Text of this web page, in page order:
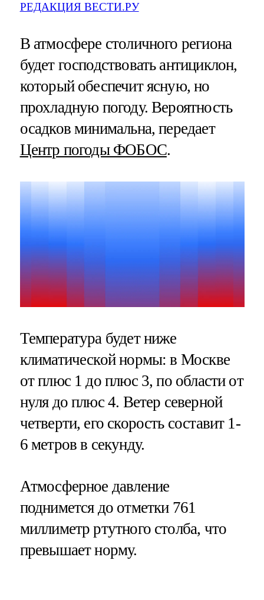
РЕДАКЦИЯ ВЕСТИ.РУ
В атмосфере столичного региона
будет господствовать антициклон,
который обеспечит ясную, но
прохладную погоду. Вероятность
осадков минимальна, передает
Центр погоды ФОБОС.
Температура будет ниже
климатической нормы: в Москве
от плюс 1 до плюс 3, по области от
нуля до плюс 4. Ветер северной
четверти, его скорость составит 1-
6 метров в секунду.
Атмосферное давление
поднимется до отметки 761
миллиметр ртутного столба, что
превышает норму.